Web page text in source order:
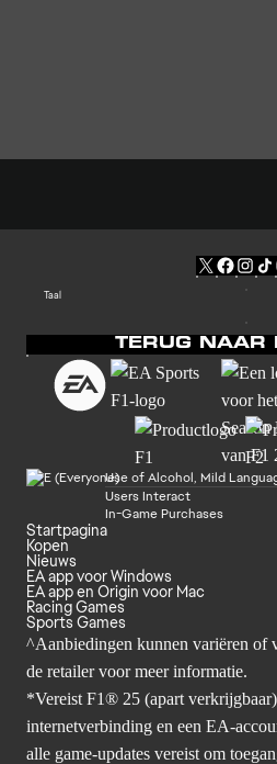
Taal
TERUG NAAR
Use of Alcohol, Mild
Users Interact
In-Game Purchases
Startpagina
Kopen
Nieuws
EA app voor Windows
EA app en Origin voor Mac
Racing Games
Sports Games
^Aanbiedingen kunnen variëren of
de retailer voor meer informatie.
*Vereist F1® 25 (apart
internetverbinding en een EA-
alle game-updates vereist om